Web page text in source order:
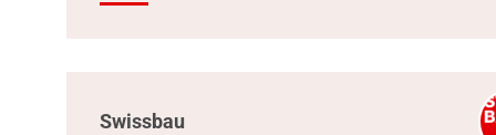
Swissbau